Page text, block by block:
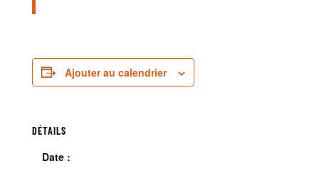
Ajouter au calendrier
DÉTAILS
Date :